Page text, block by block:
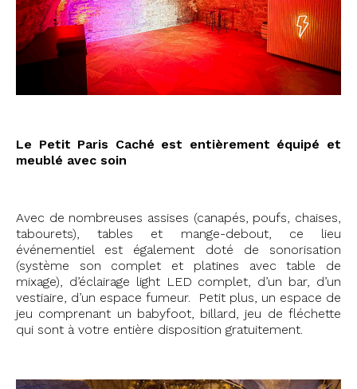
Le Petit Paris Caché est entièrement équipé et
meublé avec soin
Avec de nombreuses assises (canapés, poufs, chaises,
tabourets), tables et mange-debout, ce lieu
événementiel est également doté de sonorisation
(système son complet et platines avec table de
mixage), d’éclairage light LED complet, d’un bar, d’un
vestiaire, d’un espace fumeur. Petit plus, un espace de
jeu comprenant un babyfoot, billard, jeu de fléchette
qui sont à votre entière disposition gratuitement.